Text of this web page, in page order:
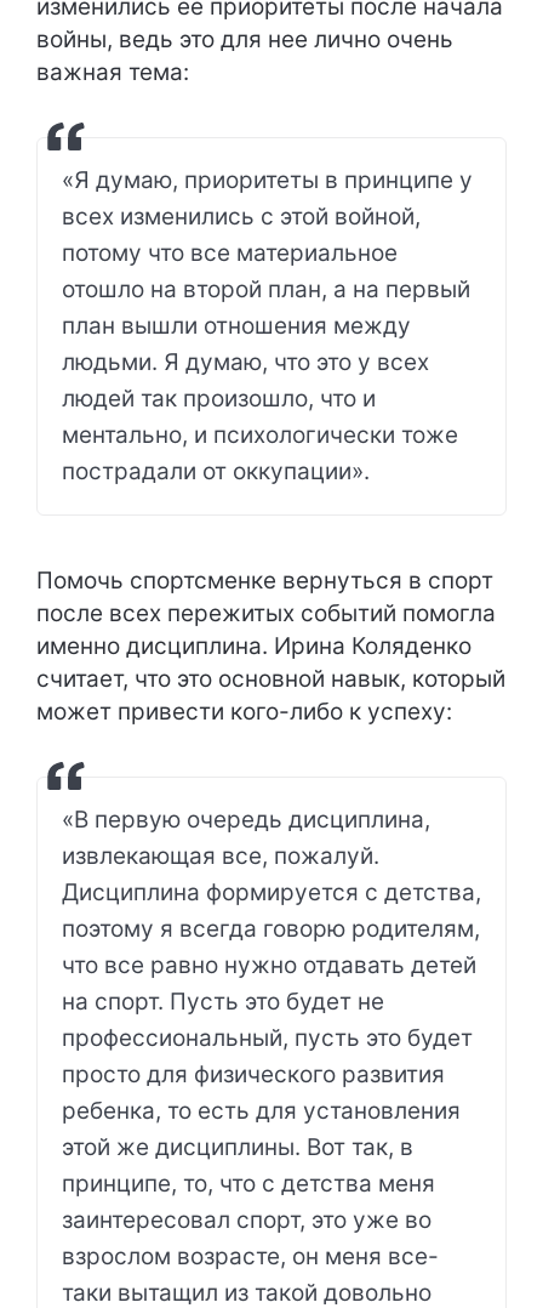
изменились ее приоритеты после начала
войны, ведь это для нее лично очень
важная тема:
«Я думаю, приоритеты в принципе у
всех изменились с этой войной,
потому что все материальное
отошло на второй план, а на первый
план вышли отношения между
людьми. Я думаю, что это у всех
людей так произошло, что и
ментально, и психологически тоже
пострадали от оккупации».
Помочь спортсменке вернуться в спорт
после всех пережитых событий помогла
именно дисциплина. Ирина Коляденко
считает, что это основной навык, который
может привести кого-либо к успеху:
«В первую очередь дисциплина,
извлекающая все, пожалуй.
Дисциплина формируется с детства,
поэтому я всегда говорю родителям,
что все равно нужно отдавать детей
на спорт. Пусть это будет не
профессиональный, пусть это будет
просто для физического развития
ребенка, то есть для установления
этой же дисциплины. Вот так, в
принципе, то, что с детства меня
заинтересовал спорт, это уже во
взрослом возрасте, он меня все-
таки вытащил из такой довольно